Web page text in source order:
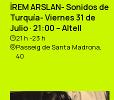
İREM ARSLAN- Sonidos de
Turquía- Viernes 31 de
Julio · 21:00 – Altell
21 h -23 h
Passeig de Santa Madrona,
40